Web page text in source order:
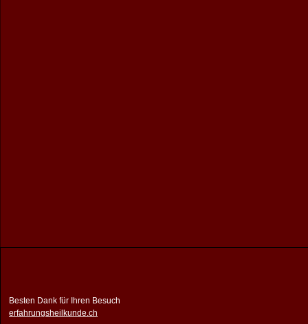
Besten Dank für Ihren Besuch
erfahrungsheilkunde.ch